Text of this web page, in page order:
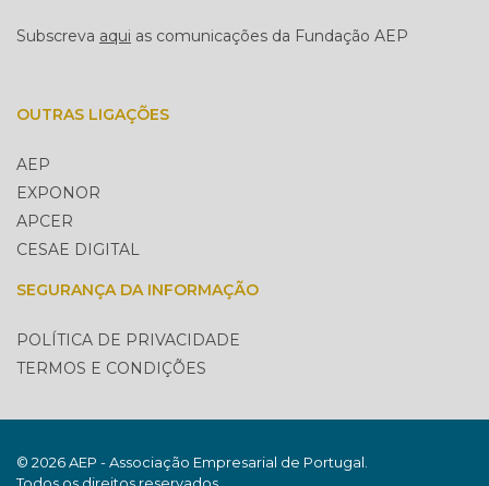
Subscreva aqui as comunicações da Fundação AEP
OUTRAS LIGAÇÕES
AEP
EXPONOR
APCER
CESAE DIGITAL
SEGURANÇA DA INFORMAÇÃO
POLÍTICA DE PRIVACIDADE
TERMOS E CONDIÇÕES
© 2026 AEP - Associação Empresarial de Portugal.